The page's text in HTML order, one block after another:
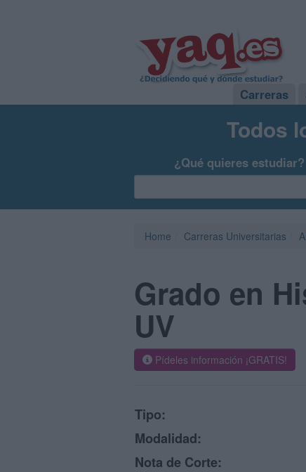
Carreras
Todos
¿Qué quieres estudiar?
Home Carreras Universitarias
Grado en
UV
Pídeles información ¡GRATIS!
Tipo:
Modalidad:
Nota de Corte: